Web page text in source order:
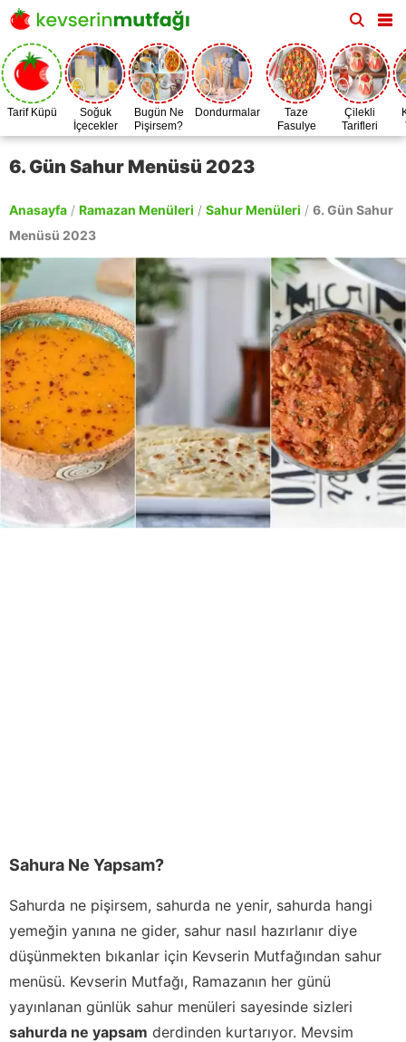
Tarif Küpü
Soğuk
İçecekler
Bugün Ne
Pişirsem?
Dondurmalar
Taze
Fasulye
Zamanı
Çilekli
Tarifleri
6. Gün Sahur Menüsü 2023
Anasayfa / Ramazan Menüleri / Sahur Menüleri / 6. Gün Sahur
Menüsü 2023
Sahura Ne Yapsam?
Sahurda ne pişirsem, sahurda ne yenir, sahurda hangi
yemeğin yanına ne gider, sahur nasıl hazırlanır diye
düşünmekten bıkanlar için Kevserin Mutfağından sahur
menüsü. Kevserin Mutfağı, Ramazanın her günü
yayınlanan günlük sahur menüleri sayesinde sizleri
sahurda ne yapsam derdinden kurtarıyor. Mevsim